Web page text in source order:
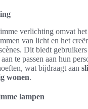
verlichting omvat
van licht en het
Dit biedt
te passen aan hun
wat bijdraagt aan
wonen.
lampen